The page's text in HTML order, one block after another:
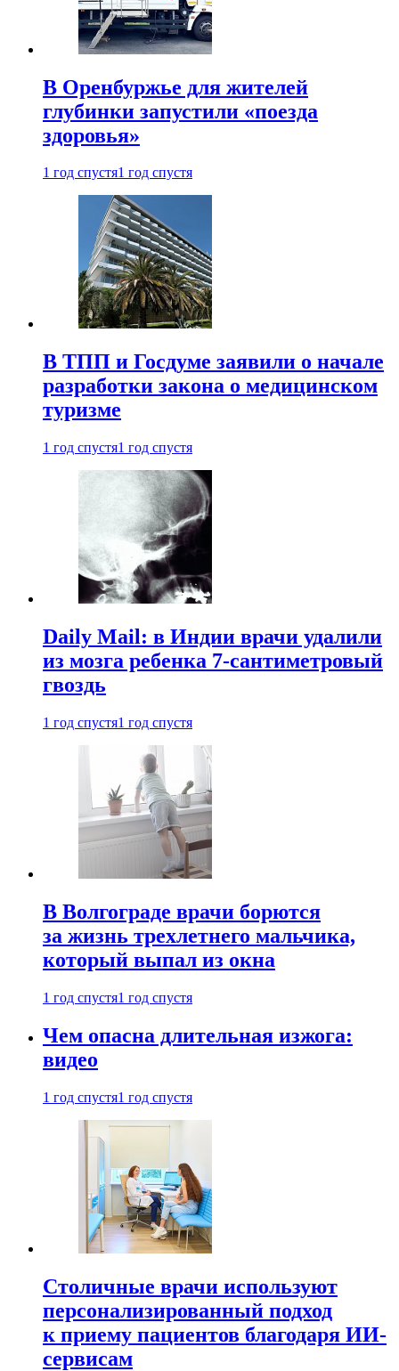
В Оренбуржье для жителей
глубинки запустили «поезда
здоровья»
1 год спустя1 год спустя
В ТПП и Госдуме заявили о начале
разработки закона о медицинском
туризме
1 год спустя1 год спустя
Daily Mail: в Индии врачи удалили
из мозга ребенка 7-сантиметровый
гвоздь
1 год спустя1 год спустя
В Волгограде врачи борются
за жизнь трехлетнего мальчика,
который выпал из окна
1 год спустя1 год спустя
Чем опасна длительная изжога:
видео
1 год спустя1 год спустя
Столичные врачи используют
персонализированный подход
к приему пациентов благодаря ИИ-
сервисам